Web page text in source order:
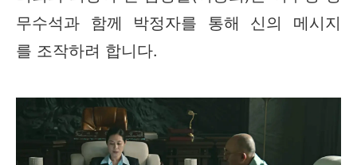
무수석과 함께 박정자를 통해 신의 메시지
를 조작하려 합니다.